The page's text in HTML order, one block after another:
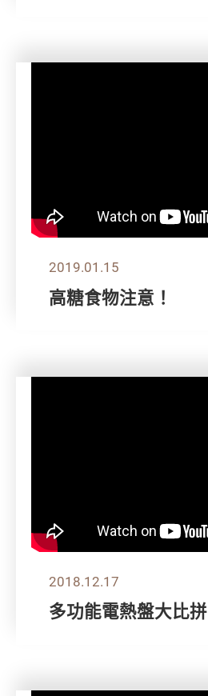
2019.01.15
高糖食物注意！
2018.12.17
多功能電熱盤大比拼